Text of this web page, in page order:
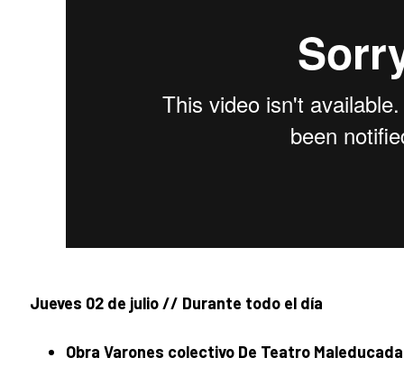
Jueves 02 de julio // Durante todo el día
Obra Varones colectivo De Teatro